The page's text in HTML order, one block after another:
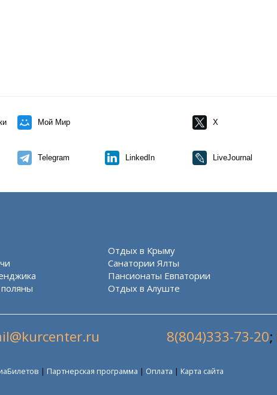
Мой Мир X
Telegram LinkedIn LiveJournal
Отдых в Крыму
Санатории Ялты
Пансионаты Евпатории
Отдых в Алуште
8(804)333-73-20;
| Партнерская программа | Оплата | Карта сайта